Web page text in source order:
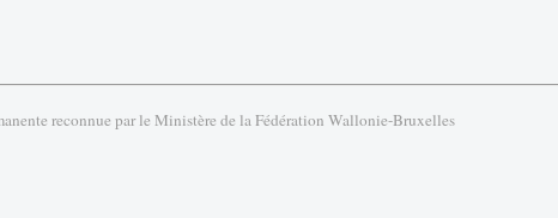
reconnue par le Ministère de la Fédération Wallonie-Bruxelles